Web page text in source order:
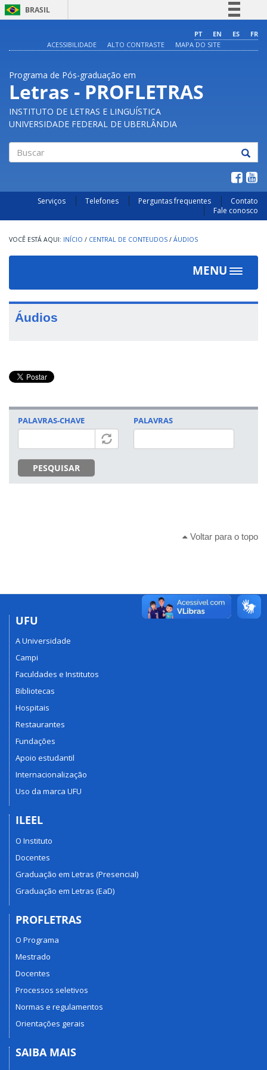
BRASIL
Comunica BR
Legislação
PT EN ES
FR
ACESSIBILIDADE
ALTO CONTRASTE MAPA DO SITE
Programa de Pós-graduação em
Letras - PROFLETRAS
INSTITUTO DE LETRAS E LINGUÍSTICA
UNIVERSIDADE FEDERAL DE UBERLÂNDIA
Serviços Telefones Perguntas frequentes
Contato
Fale conosco
INÍCIO / CENTRAL DE CONTEUDOS / ÁUDIOS
MENU
Toggle
Áudios
PALAVRAS-CHAVE
PESQUISAR
PALAVRAS
Voltar para o topo
UFU
A Universidade
Campi
Faculdades e Institutos
Bibliotecas
Hospitais
Restaurantes
Fundações
Apoio estudantil
Internacionalização
Uso da marca UFU
ILEEL
O Instituto
Docentes
Graduação em Letras (Presencial)
Graduação em Letras (EaD)
PROFLETRAS
O Programa
Mestrado
Docentes
Processos seletivos
Normas e regulamentos
Orientações gerais
SAIBA MAIS